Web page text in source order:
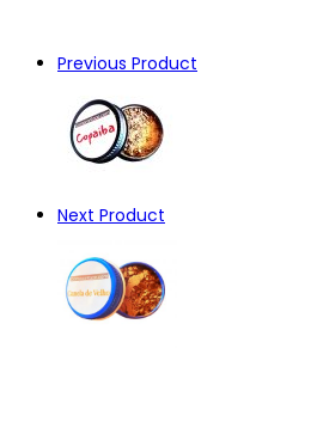
Previous Product
Next Product